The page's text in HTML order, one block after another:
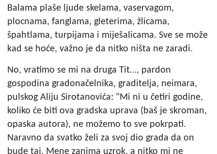
Balama plaše ljude skelama, vaservagom,
plocnama, fanglama, gleterima, žlicama,
špahtlama, turpijama i miješalicama. Sve se može
kad se hoće, važno je da nitko ništa ne zaradi.
No, vratimo se mi na druga Tit…, pardon
gospodina gradonačelnika, graditelja, neimara,
pulskog Aliju Sirotanovića: "Mi ni u četiri godine,
koliko će biti ova gradska uprava (baš je skroman,
opaska autora), ne možemo to sve pokrpati.
Naravno da svatko želi za svoj dio grada da on
bude taj. Mene zanima uzrok, a nitko mi ne